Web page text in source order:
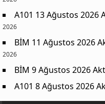
A101 13 Ağustos
2026
BİM 11 Ağustos 2026
2026
BİM 9 Ağustos 2026
A101 8 Ağustos 2026